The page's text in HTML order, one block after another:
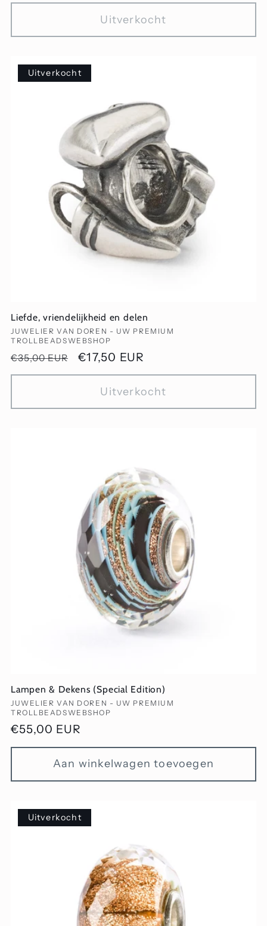
Uitverkocht
Uitverkocht
Liefde, vriendelijkheid en delen
Verkoper:
JUWELIER VAN DOREN - UW PREMIUM
TROLLBEADSWEBSHOP
Normale
prijs
€35,00 EUR Aanbiedingsprijs
€17,50 EUR
Uitverkocht
Lampen & Dekens (Special Edition)
Verkoper:
JUWELIER VAN DOREN - UW PREMIUM
TROLLBEADSWEBSHOP
Normale
prijs
€55,00 EUR
Aan winkelwagen toevoegen
Uitverkocht